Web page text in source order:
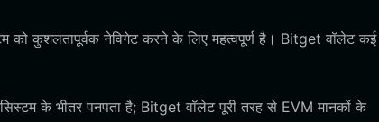
को कुशलतापूर्वक नेविगेट करने के लिए महत्वपूर्ण है। Bitget वॉलेट कई
के भीतर पनपता है; Bitget वॉलेट पूरी तरह से EVM मानकों के